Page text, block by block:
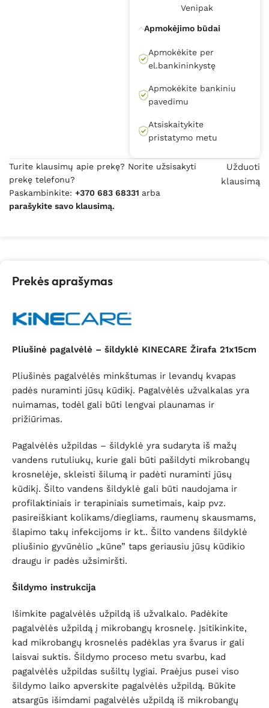
Venipak
Apmokėjimo būdai
Apmokėkite per
el.bankininkystę
Apmokėkite bankiniu
pavedimu
Atsiskaitykite
pristatymo metu
Turite klausimų apie prekę? Norite užsisakyti
prekę telefonu?
Paskambinkite: +370 683 68331 arba
parašykite savo klausimą.
Užduoti
klausimą
Prekės aprašymas
Pliušinė pagalvėlė – šildyklė KINECARE Žirafa 21x15cm
Pliušinės pagalvėlės minkštumas ir levandų kvapas
padės nuraminti jūsų kūdikį. Pagalvėlės užvalkalas yra
nuimamas, todėl gali būti lengvai plaunamas ir
prižiūrimas.
Pagalvėlės užpildas – šildyklė yra sudaryta iš mažų
vandens rutuliukų, kurie gali būti pašildyti mikrobangų
krosnelėje, skleisti šilumą ir padėti nuraminti jūsų
kūdikį. Šilto vandens šildyklė gali būti naudojama ir
profilaktiniais ir terapiniais sumetimais, kaip pvz.
pasireiškiant kolikams/diegliams, raumenų skausmams,
šlapimo takų infekcijoms ir kt.. Šilto vandens šildyklė
pliušinio gyvūnėlio „kūne” taps geriausiu jūsų kūdikio
draugu ir padės užsimiršti.
Šildymo instrukcija
Išimkite pagalvėlės užpildą iš užvalkalo. Padėkite
pagalvėlės užpildą į mikrobangų krosnelę. Įsitikinkite,
kad mikrobangų krosnelės padėklas yra švarus ir gali
laisvai suktis. Šildymo proceso metu svarbu, kad
pagalvėlės užpildas sušiltų lygiai. Praėjus pusei viso
šildymo laiko apverskite pagalvėlės užpildą. Būkite
atsargūs išimdami pagalvėlės užpildą iš mikrobangų